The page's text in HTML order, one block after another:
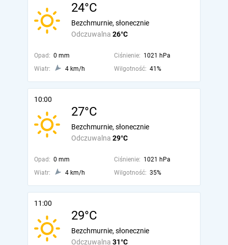
24°C
Odczuwalna 26°C
Bezchmurnie, słonecznie
Opad: 0 mm Ciśnienie: 1021 hPa
Wiatr:
4 km/h Wilgotność: 41%
10:00
27°C
Odczuwalna 29°C
Bezchmurnie, słonecznie
Opad: 0 mm Ciśnienie: 1021 hPa
Wiatr:
4 km/h Wilgotność: 35%
11:00
29°C
Odczuwalna 31°C
Bezchmurnie, słonecznie